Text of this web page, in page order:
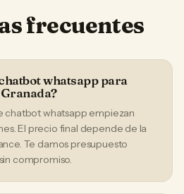
frecuentes
whatsapp para
chatbot whatsapp empiezan
El precio final depende de la
Te damos presupuesto
compromiso.